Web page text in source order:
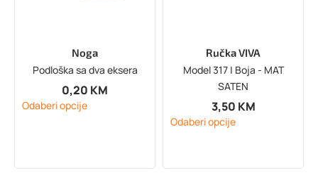
Noga
Podloška sa dva eksera
0,20 KM
Odaberi opcije
Ručka VIVA
Model 317 | Boja - MAT
SATEN
3,50 KM
Odaberi opcije